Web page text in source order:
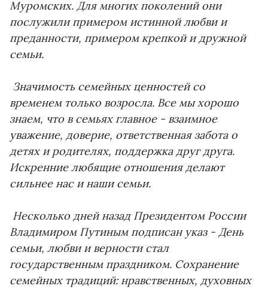
Муромских. Для многих поколений они
послужили примером истинной любви и
преданности, примером крепкой и дружной
семьи.
Значимость семейных ценностей со
временем только возросла. Все мы хорошо
знаем, что в семьях главное - взаимное
уважение, доверие, ответственная забота о
детях и родителях, поддержка друг друга.
Искренние любящие отношения делают
сильнее нас и наши семьи.
Несколько дней назад Президентом России
Владимиром Путиным подписан указ - День
семьи, любви и верности стал
государственным праздником. Сохранение
семейных традиций: нравственных, духовных